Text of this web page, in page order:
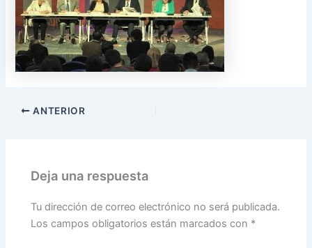
ANTERIOR
Deja una respuesta
Tu dirección de correo electrónico no será publicada.
Los campos obligatorios están marcados con *